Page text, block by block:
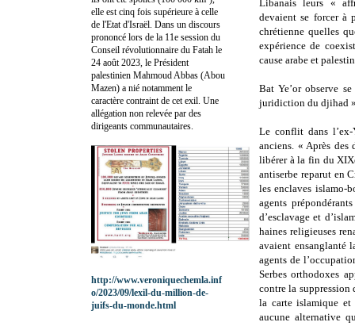
Libanais leurs «
devaient se forcer à
chrétienne quelles
expérience de
cause arabe et
Bat Ye’or observe
juridiction du djihad
Le conflit dans
anciens. « Après des
libérer à la fin du
antiserbe reparut en
les enclaves islamo-
agents
d’esclavage et
haines religieuses
avaient ensanglanté
agents de
Serbes orthodoxes
contre la
la carte islamique et
aucune alternative
elle est cinq fois supérieure à celle
de l'Etat d'Israël. Dans un discours
prononcé lors de la 11e session du
Conseil révolutionnaire du Fatah le
24 août 2023, le Président
palestinien Mahmoud Abbas (Abou
Mazen) a nié notamment le
caractère contraint de cet exil. Une
allégation non relevée par des
dirigeants communautaires.
http://www.veroniquechemla.inf
o/2023/09/lexil-du-million-de-
juifs-du-monde.html